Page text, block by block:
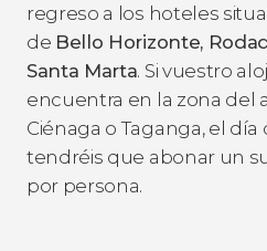
regreso a los hoteles
de Bello Horizonte,
Santa Marta. Si vuestro
encuentra en la zona del
Ciénaga o Taganga, el día
tendréis que abonar un
por persona.